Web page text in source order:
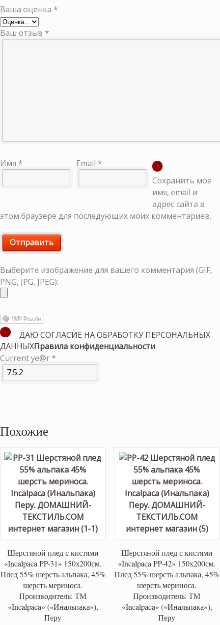
Ваша оценка *
Ваш отзыв *
Имя * Email *
Сохранить моё
имя, email и
адрес сайта в
этом браузере для последующих моих комментариев.
Выберите изображение для вашего комментария (GIF,
PNG, JPG, JPEG):
ДАЮ СОГЛАСИЕ НА ОБРАБОТКУ ПЕРСОНАЛЬНЫХ
ДАННЫХПравила конфиденциальности
Current ye@r*
Похожие
Шерстяной плед с кистями
«Incalpaca PP-31» 150х200см.
Плед 55% шерсть альпака, 45%
шерсть мериноса.
Производитель: ТМ
«Incalpaca» («Инальпака»),
Перу
Шерстяной плед с кистями
«Incalpaca PP-42» 150х200см.
Плед 55% шерсть альпака, 45%
шерсть мериноса.
Производитель: ТМ
«Incalpaca» («Инальпака»),
Перу